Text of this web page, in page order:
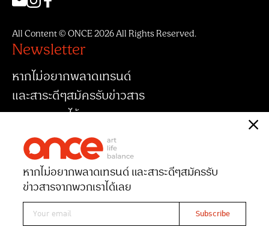
All Content © ONCE 2026 All Rights Reserved.
Newsletter
หากไม่อยากพลาดเทรนด์
และสาระดีๆสมัครรับข่าวสาร
จากพวกเราได้เลย
หากไม่อยากพลาดเทรนด์ และสาระดีๆสมัครรับ
ข่าวสารจากพวกเราได้เลย